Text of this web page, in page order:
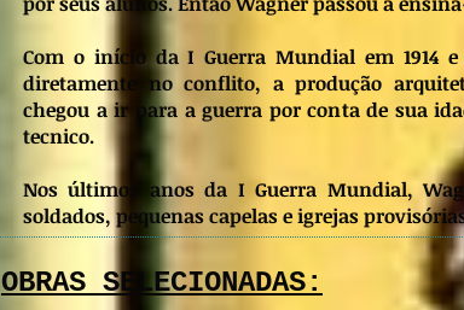
Com o início da I Guerra Mundial em 1914
diretamente no conflito, a produção
chegou a ir para a guerra por conta de sua
tecnico.
Nos últimos anos da I Guerra Mundial,
soldados, pequenas capelas e igrejas
OBRAS SELECIONADAS: